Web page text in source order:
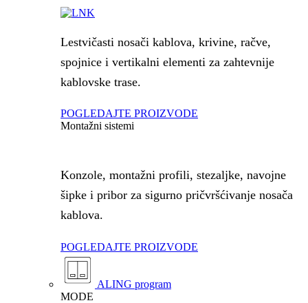
Lestvičasti nosači kablova, krivine, račve,
spojnice i vertikalni elementi za zahtevnije
kablovske trase.
POGLEDAJTE PROIZVODE
Montažni sistemi
Konzole, montažni profili, stezaljke, navojne
šipke i pribor za sigurno pričvršćivanje nosača
kablova.
POGLEDAJTE PROIZVODE
ALING program
MODE